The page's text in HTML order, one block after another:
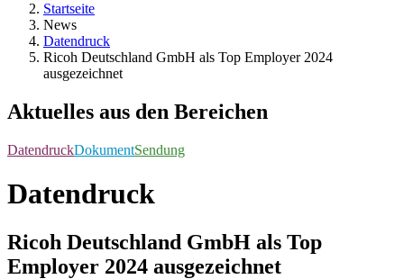
Startseite
News
Datendruck
Ricoh Deutschland GmbH als Top Employer 2024
ausgezeichnet
Aktuelles aus den Bereichen
DatendruckDokumentSendung
Datendruck
Ricoh Deutschland GmbH als Top
Employer 2024 ausgezeichnet